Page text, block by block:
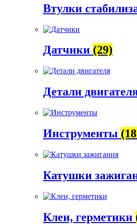
Втулки
Датчики (29)
Детали
Инструменты
Катушки
Клеи, герметики